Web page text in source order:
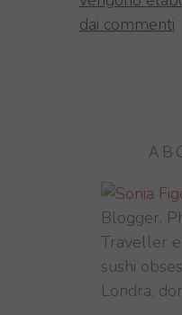
dai commenti.
Blogger,
Traveller
sushi
Londra,